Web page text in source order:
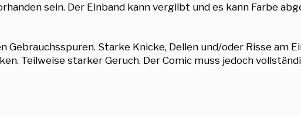
sein. Der Einband kann vergilbt und es kann Farbe
Starke Knicke, Dellen und/oder Risse am
Teilweise starker Geruch. Der Comic muss jedoch